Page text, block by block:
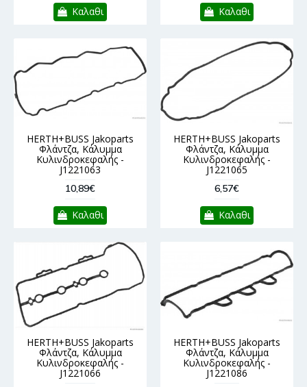
Καλαθι Καλαθι
HERTH+BUSS Jakoparts
Φλάντζα, Κάλυμμα
Κυλινδροκεφαλής -
J1221063
10,89€
Καλαθι
HERTH+BUSS Jakoparts
Φλάντζα, Κάλυμμα
Κυλινδροκεφαλής -
J1221065
6,57€
Καλαθι
HERTH+BUSS Jakoparts
Φλάντζα, Κάλυμμα
Κυλινδροκεφαλής -
J1221066
HERTH+BUSS Jakoparts
Φλάντζα, Κάλυμμα
Κυλινδροκεφαλής -
J1221086